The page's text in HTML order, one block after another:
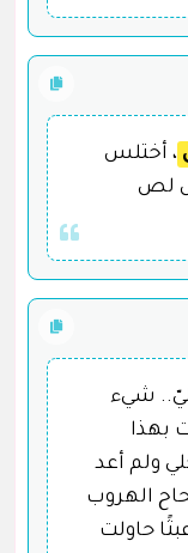
، أختلس
لص
شيء
بهذا
ولم أعد
الهروب
حاولت